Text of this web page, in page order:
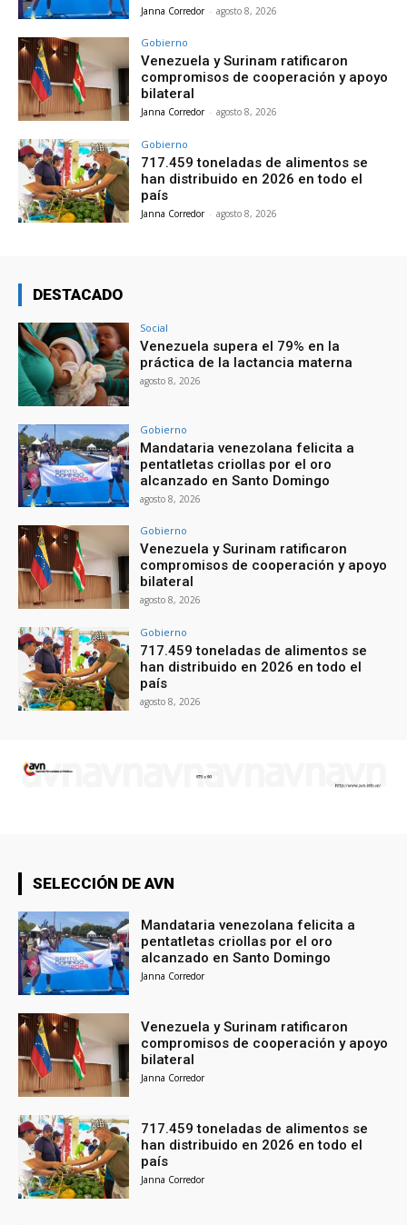
Janna Corredor - agosto 8, 2026
Gobierno
Venezuela y Surinam ratificaron
compromisos de cooperación y apoyo
bilateral
Janna Corredor - agosto 8, 2026
Gobierno
717.459 toneladas de alimentos se
han distribuido en 2026 en todo el
país
Janna Corredor - agosto 8, 2026
DESTACADO
Social
Venezuela supera el 79% en la
práctica de la lactancia materna
agosto 8, 2026
Gobierno
Mandataria venezolana felicita a
pentatletas criollas por el oro
alcanzado en Santo Domingo
agosto 8, 2026
Gobierno
Venezuela y Surinam ratificaron
compromisos de cooperación y apoyo
bilateral
agosto 8, 2026
Gobierno
717.459 toneladas de alimentos se
han distribuido en 2026 en todo el
país
agosto 8, 2026
SELECCIÓN DE AVN
Mandataria venezolana felicita a
pentatletas criollas por el oro
alcanzado en Santo Domingo
Janna Corredor
Venezuela y Surinam ratificaron
compromisos de cooperación y apoyo
bilateral
Janna Corredor
717.459 toneladas de alimentos se
han distribuido en 2026 en todo el
país
Janna Corredor